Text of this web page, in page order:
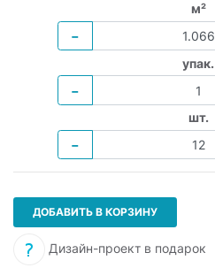
м²
−
упак.
−
шт.
−
ДОБАВИТЬ В КОРЗИНУ
Дизайн-проект в подарок